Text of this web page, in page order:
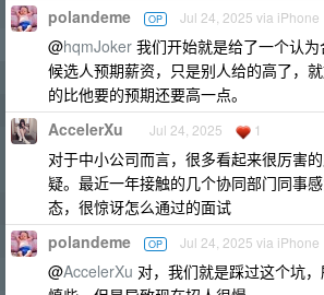
polandeme OP Jul 24, 2025 via iPhone
@hqmJoker 我们开始就是给了一个认
候选人预期薪资，只是别人给的高了，
的比他要的预期还要高一点。
AccelerXu Jul 24, 2025 1
对于中小公司而言，很多看起来很厉害
疑。最近一年接触的几个协同部门同事
态，很惊讶怎么通过的面试
polandeme OP Jul 24, 2025 via iPhone
@AccelerXu 对，我们就是踩过这个坑